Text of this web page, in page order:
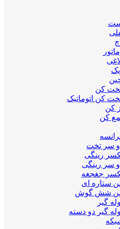
کن
کن اتوماتیک
کن
کن
سر تخت
رینگی
سر رینگی
جغجغه
ستاره ای
آلن شش گوش
گیر
گیر دو دسته